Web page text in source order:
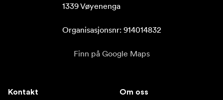
1339 Vøyenenga
Organisasjonsnr: 914014832
Finn på Google Maps
Kontakt Om oss